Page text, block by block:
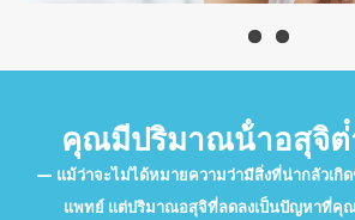
คุณมีปริมาณน้ําอสุจิต่ํ
แม้ว่าจะไม่ได้หมายความว่ามีสิ่งที่น่ากลัวเ
แพทย์ แต่ปริมาณอสุจิที่ลดลงเป็นปัญหาที่คุ